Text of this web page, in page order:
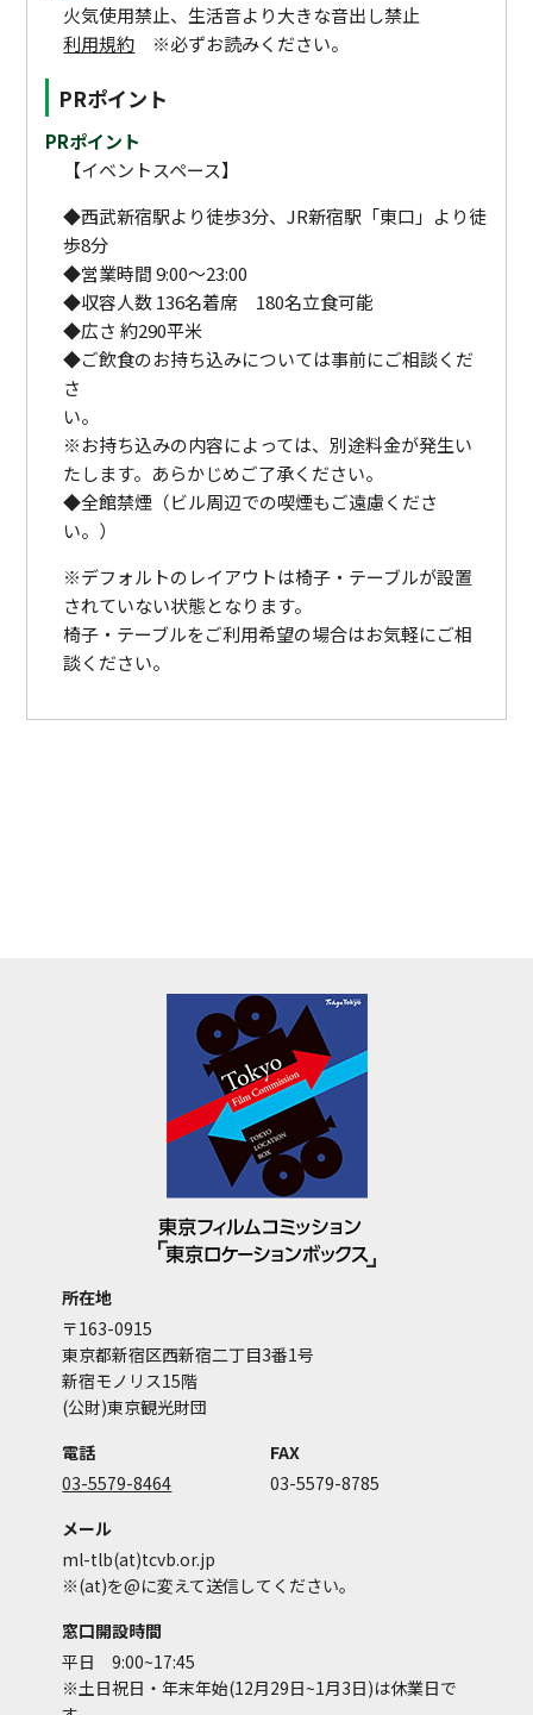
火気使用禁止、生活音より大きな音出し禁止
利用規約 ※必ずお読みください。
PRポイント
PRポイント
【イベントスペース】
◆西武新宿駅より徒歩3分、JR新宿駅「東口」より徒
歩8分
◆営業時間 9:00～23:00
◆収容人数 136名着席 180名立食可能
◆広さ 約290平米
◆ご飲食のお持ち込みについては事前にご相談くだ
さ
※お持ち込みの内容によっては、別途料金が発生い
たします。あらかじめご了承ください。
◆全館禁煙（ビル周辺での喫煙もご遠慮くださ
い。）
※デフォルトのレイアウトは椅子・テーブルが設置
されていない状態となります。
椅子・テーブルをご利用希望の場合はお気軽にご相
談ください。
所在地
〒163-0915
東京都新宿区西新宿二丁目3番1号
新宿モノリス15階
(公財)東京観光財団
電話
03-5579-8464
FAX
03-5579-8785
メール
ml-tlb(at)tcvb.or.jp
※(at)を@に変えて送信してください。
窓口開設時間
平日 9:00~17:45
※土日祝日・年末年始(12月29日~1月3日)は休業日で